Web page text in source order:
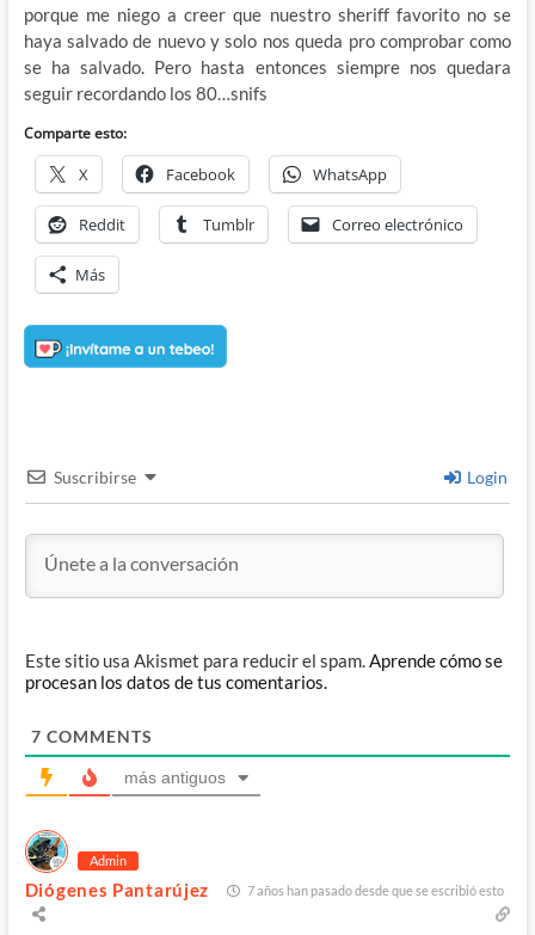
porque me niego a creer que nuestro sheriff favorito no se
haya salvado de nuevo y solo nos queda pro comprobar como
se ha salvado. Pero hasta entonces siempre nos quedara
seguir recordando los 80…snifs
Comparte esto:
X Facebook WhatsApp
Reddit Tumblr Correo electrónico
Más
Suscribirse Login
Este sitio usa Akismet para reducir el spam.Aprende cómo se
procesan los datos de tus comentarios.
7 COMMENTS
más antiguos
Admin
Diógenes Pantarújez 7 años han pasado desde que se escribió esto